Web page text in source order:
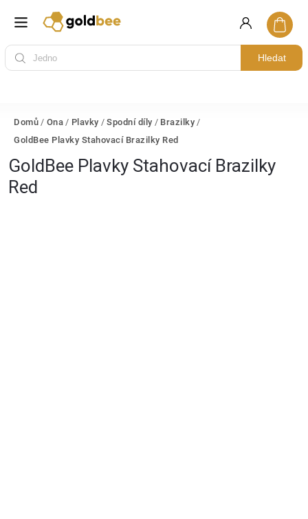
Hledat
Domů / Ona / Plavky / Spodní díly / Brazilky /
GoldBee Plavky Stahovací Brazilky Red
GoldBee Plavky Stahovací Brazilky
Red